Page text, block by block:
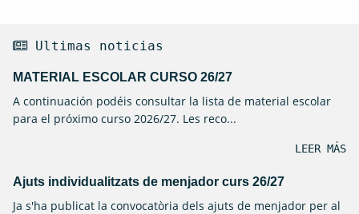
Ultimas noticias
MATERIAL ESCOLAR CURSO 26/27
A continuación podéis consultar la lista de material escolar
para el próximo curso 2026/27. Les reco...
LEER MÁS
Ajuts individualitzats de menjador curs 26/27
Ja s'ha publicat la convocatòria dels ajuts de menjador per al